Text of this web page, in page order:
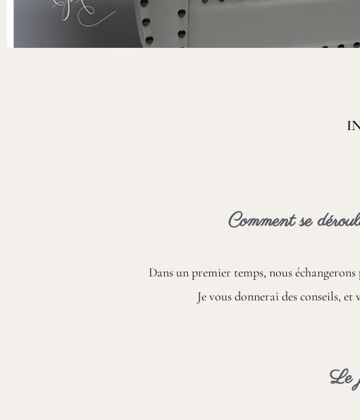
Comment se
Dans un premier temps, nous
Je vous donnerai des conseils,
Le